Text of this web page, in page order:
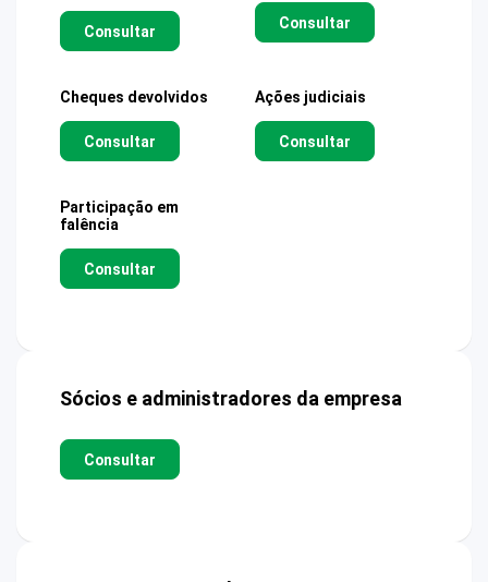
Consultar Consultar
Cheques devolvidos
Consultar
Ações judiciais
Consultar
Participação em
falência
Consultar
Sócios e administradores da empresa
Consultar